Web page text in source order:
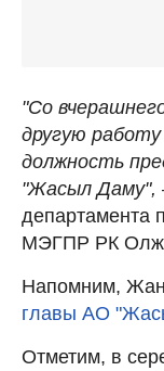
"Со
другую
должность
"Жасыл Даму",
департамента
МЭГПР РК
Напомним,
главы АО
Отметим, в